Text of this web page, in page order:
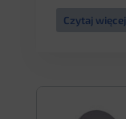
Czytaj więcej